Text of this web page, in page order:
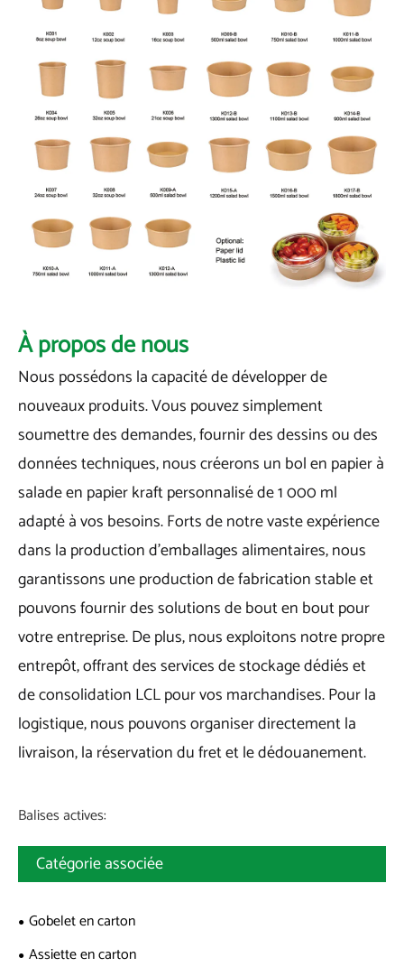
À propos de nous
Nous possédons la capacité de développer de
nouveaux produits. Vous pouvez simplement
soumettre des demandes, fournir des dessins ou des
données techniques, nous créerons un bol en papier à
salade en papier kraft personnalisé de 1 000 ml
adapté à vos besoins. Forts de notre vaste expérience
dans la production d’emballages alimentaires, nous
garantissons une production de fabrication stable et
pouvons fournir des solutions de bout en bout pour
votre entreprise. De plus, nous exploitons notre propre
entrepôt, offrant des services de stockage dédiés et
de consolidation LCL pour vos marchandises. Pour la
logistique, nous pouvons organiser directement la
livraison, la réservation du fret et le dédouanement.
Balises actives:
Catégorie associée
Gobelet en carton
Assiette en carton